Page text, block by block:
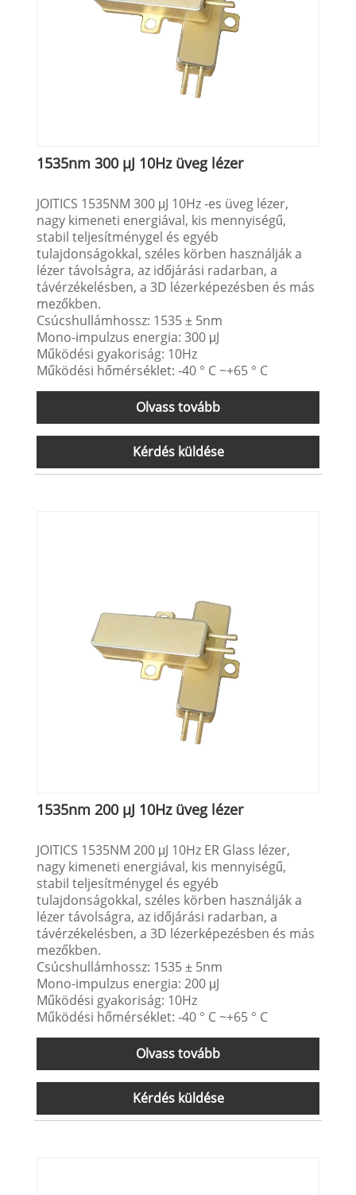
1535nm 300 µJ 10Hz üveg lézer
JOITICS 1535NM 300 μJ 10Hz -es üveg lézer,
nagy kimeneti energiával, kis mennyiségű,
stabil teljesítménygel és egyéb
tulajdonságokkal, széles körben használják a
lézer távolságra, az időjárási radarban, a
távérzékelésben, a 3D lézerképezésben és más
mezőkben.
Csúcshullámhossz: 1535 ± 5nm
Mono-impulzus energia: 300 μJ
Működési gyakoriság: 10Hz
Működési hőmérséklet: -40 ° C ~+65 ° C
Olvass tovább
Kérdés küldése
1535nm 200 µJ 10Hz üveg lézer
JOITICS 1535NM 200 μJ 10Hz ER Glass lézer,
nagy kimeneti energiával, kis mennyiségű,
stabil teljesítménygel és egyéb
tulajdonságokkal, széles körben használják a
lézer távolságra, az időjárási radarban, a
távérzékelésben, a 3D lézerképezésben és más
mezőkben.
Csúcshullámhossz: 1535 ± 5nm
Mono-impulzus energia: 200 μJ
Működési gyakoriság: 10Hz
Működési hőmérséklet: -40 ° C ~+65 ° C
Olvass tovább
Kérdés küldése